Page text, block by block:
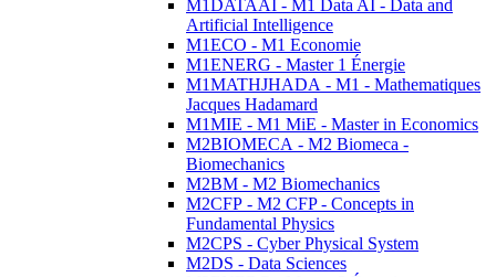
M1DATAAI - M1 Data AI - Data and
Artificial Intelligence
M1ECO - M1 Economie
M1ENERG - Master 1 Énergie
M1MATHJHADA - M1 - Mathematiques
Jacques Hadamard
M1MIE - M1 MiE - Master in Economics
M2BIOMECA - M2 Biomeca -
Biomechanics
M2BM - M2 Biomechanics
M2CFP - M2 CFP - Concepts in
Fundamental Physics
M2CPS - Cyber Physical System
M2DS - Data Sciences